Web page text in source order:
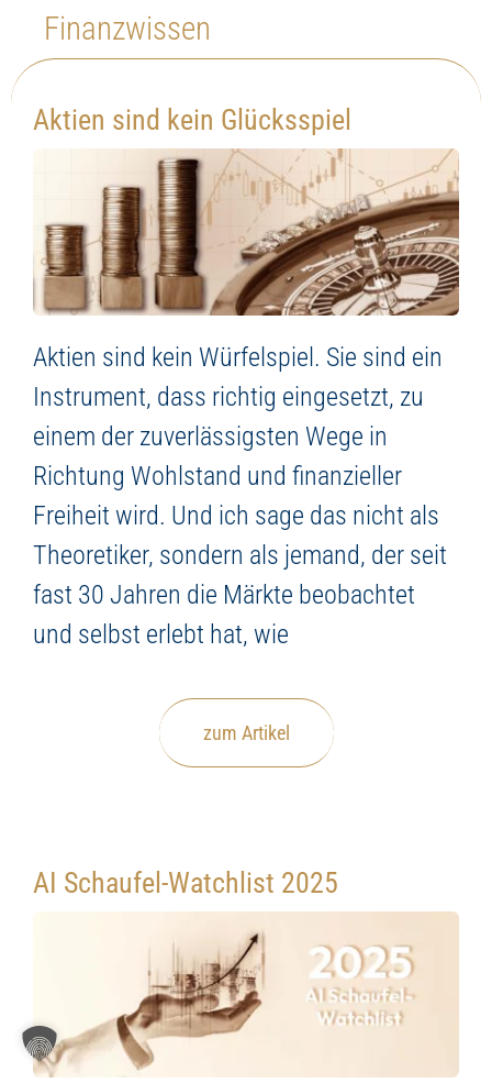
Finanzwissen
Aktien sind kein Glücksspiel
Aktien sind kein Würfelspiel. Sie sind ein
Instrument, dass richtig eingesetzt, zu
einem der zuverlässigsten Wege in
Richtung Wohlstand und finanzieller
Freiheit wird. Und ich sage das nicht als
Theoretiker, sondern als jemand, der seit
fast 30 Jahren die Märkte beobachtet
und selbst erlebt hat, wie
zum Artikel
AI Schaufel-Watchlist 2025